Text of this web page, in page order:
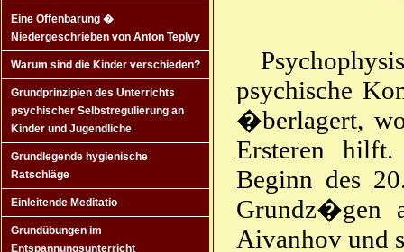
Eine Offenbarung �
Niedergeschrieben von Anton Teplyy
Warum sind die Kinder verschieden?
Grundprinzipien des Unterrichts
psychischer Selbstregulierung an
Kinder und Jugendliche
Grundlegende hygienische
Ratschläge
Einleitende Meditatio
Grundübungen im
Entspannungsunterricht
psychische
�berlagert,
Ersteren
Beginn des
Grundz�gen
Aivanhov und